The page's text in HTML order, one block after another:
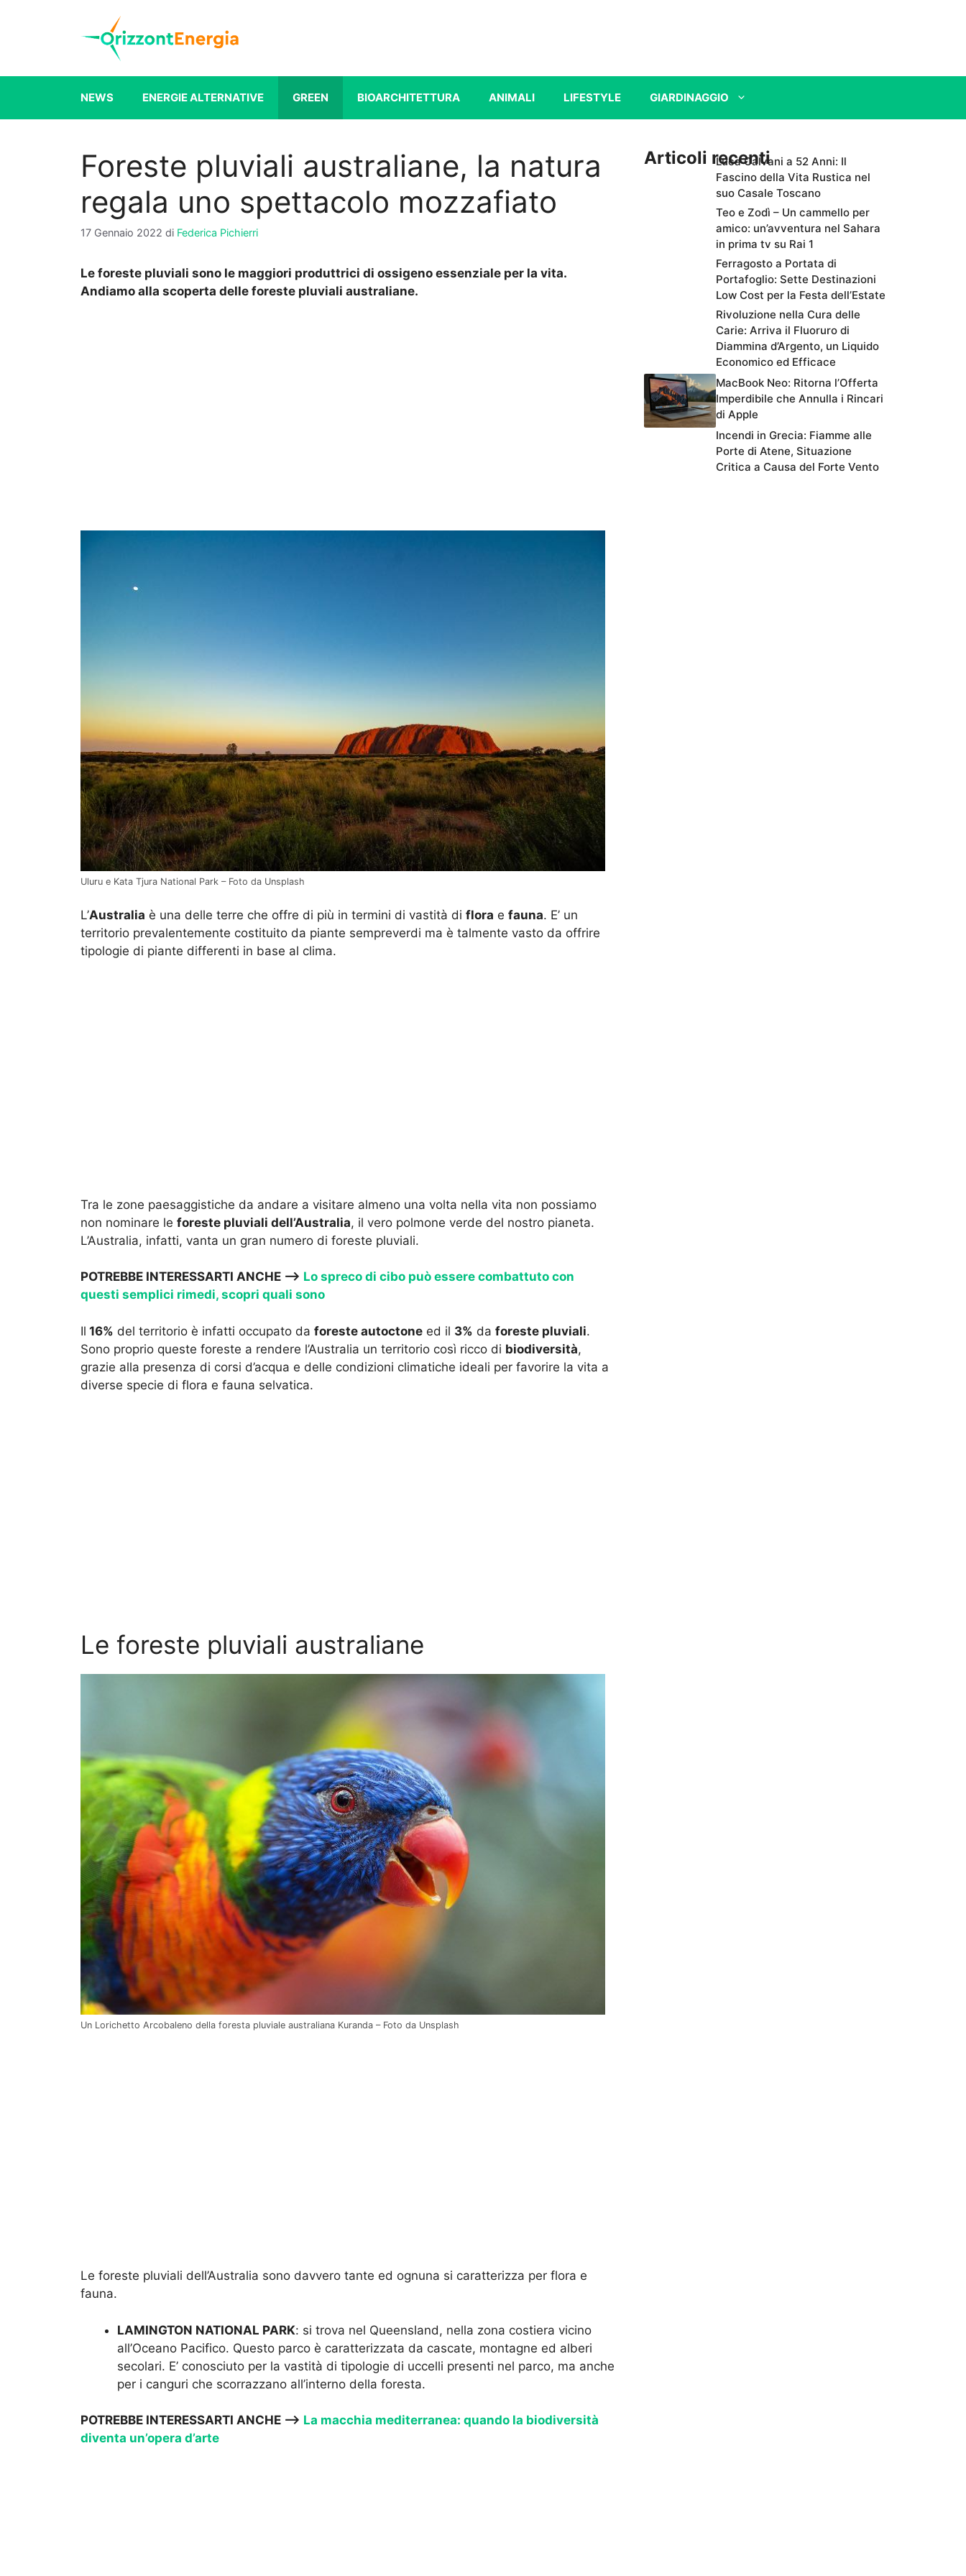
NEWS ENERGIE ALTERNATIVE GREEN BIOARCHITETTURA ANIMALI LIFESTYLE GIARDINAGGIO
Foreste pluviali australiane, la natura
regala uno spettacolo mozzafiato
17 Gennaio 2022 di Federica Pichierri
Le foreste pluviali sono le maggiori produttrici di ossigeno essenziale per la vita.
Andiamo alla scoperta delle foreste pluviali australiane.
Uluru e Kata Tjura National Park – Foto da Unsplash
L’Australia è una delle terre che offre di più in termini di vastità di flora e fauna. E’ un
territorio prevalentemente costituito da piante sempreverdi ma è talmente vasto da offrire
tipologie di piante differenti in base al clima.
Tra le zone paesaggistiche da andare a visitare almeno una volta nella vita non possiamo
non nominare le foreste pluviali dell’Australia, il vero polmone verde del nostro pianeta.
L’Australia, infatti, vanta un gran numero di foreste pluviali.
POTREBBE INTERESSARTI ANCHE —-> Lo spreco di cibo può essere combattuto con
questi semplici rimedi, scopri quali sono
Il 16% del territorio è infatti occupato da foreste autoctone ed il 3% da foreste pluviali.
Sono proprio queste foreste a rendere l’Australia un territorio così ricco di biodiversità,
grazie alla presenza di corsi d’acqua e delle condizioni climatiche ideali per favorire la vita a
diverse specie di flora e fauna selvatica.
Le foreste pluviali australiane
Un Lorichetto Arcobaleno della foresta pluviale australiana Kuranda – Foto da Unsplash
Le foreste pluviali dell’Australia sono davvero tante ed ognuna si caratterizza per flora e
fauna.
LAMINGTON NATIONAL PARK: si trova nel Queensland, nella zona costiera vicino
all’Oceano Pacifico. Questo parco è caratterizzata da cascate, montagne ed alberi
secolari. E’ conosciuto per la vastità di tipologie di uccelli presenti nel parco, ma anche
per i canguri che scorrazzano all’interno della foresta.
POTREBBE INTERESSARTI ANCHE —-> La macchia mediterranea: quando la biodiversità
diventa un’opera d’arte
Articoli recentiLuca Calvani a 52 Anni: Il
Fascino della Vita Rustica nel
suo Casale Toscano
Teo e Zodì – Un cammello per
amico: un’avventura nel Sahara
in prima tv su Rai 1
Ferragosto a Portata di
Portafoglio: Sette Destinazioni
Low Cost per la Festa dell’Estate
Rivoluzione nella Cura delle
Carie: Arriva il Fluoruro di
Diammina d’Argento, un Liquido
Economico ed Efficace
MacBook Neo: Ritorna l’Offerta
Imperdibile che Annulla i Rincari
di Apple
Incendi in Grecia: Fiamme alle
Porte di Atene, Situazione
Critica a Causa del Forte Vento